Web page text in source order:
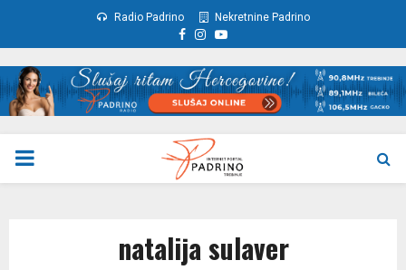
Radio Padrino Nekretnine Padrino
Facebook
Instagram
Youtube
PRIMARY
natalija sulaver